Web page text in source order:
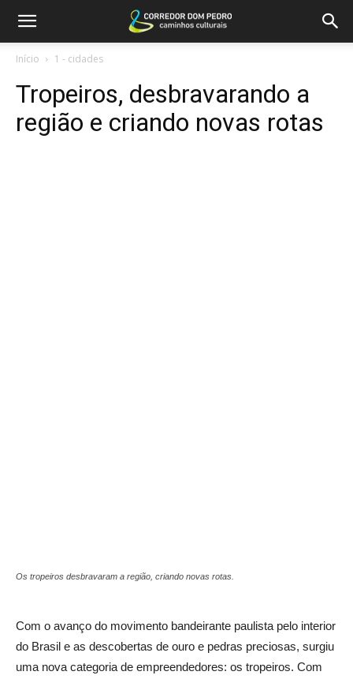
Início 1 - cidades
Tropeiros, desbravarando a
região e criando novas rotas
Os tropeiros desbravaram a região, criando novas rotas.
Com o avanço do movimento bandeirante paulista pelo interior
do Brasil e as descobertas de ouro e pedras preciosas, surgiu
uma nova categoria de empreendedores: os tropeiros. Com